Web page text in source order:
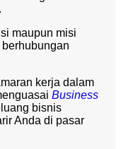
maupun misi
kerja dalam
Business
bisnis
Anda di pasar